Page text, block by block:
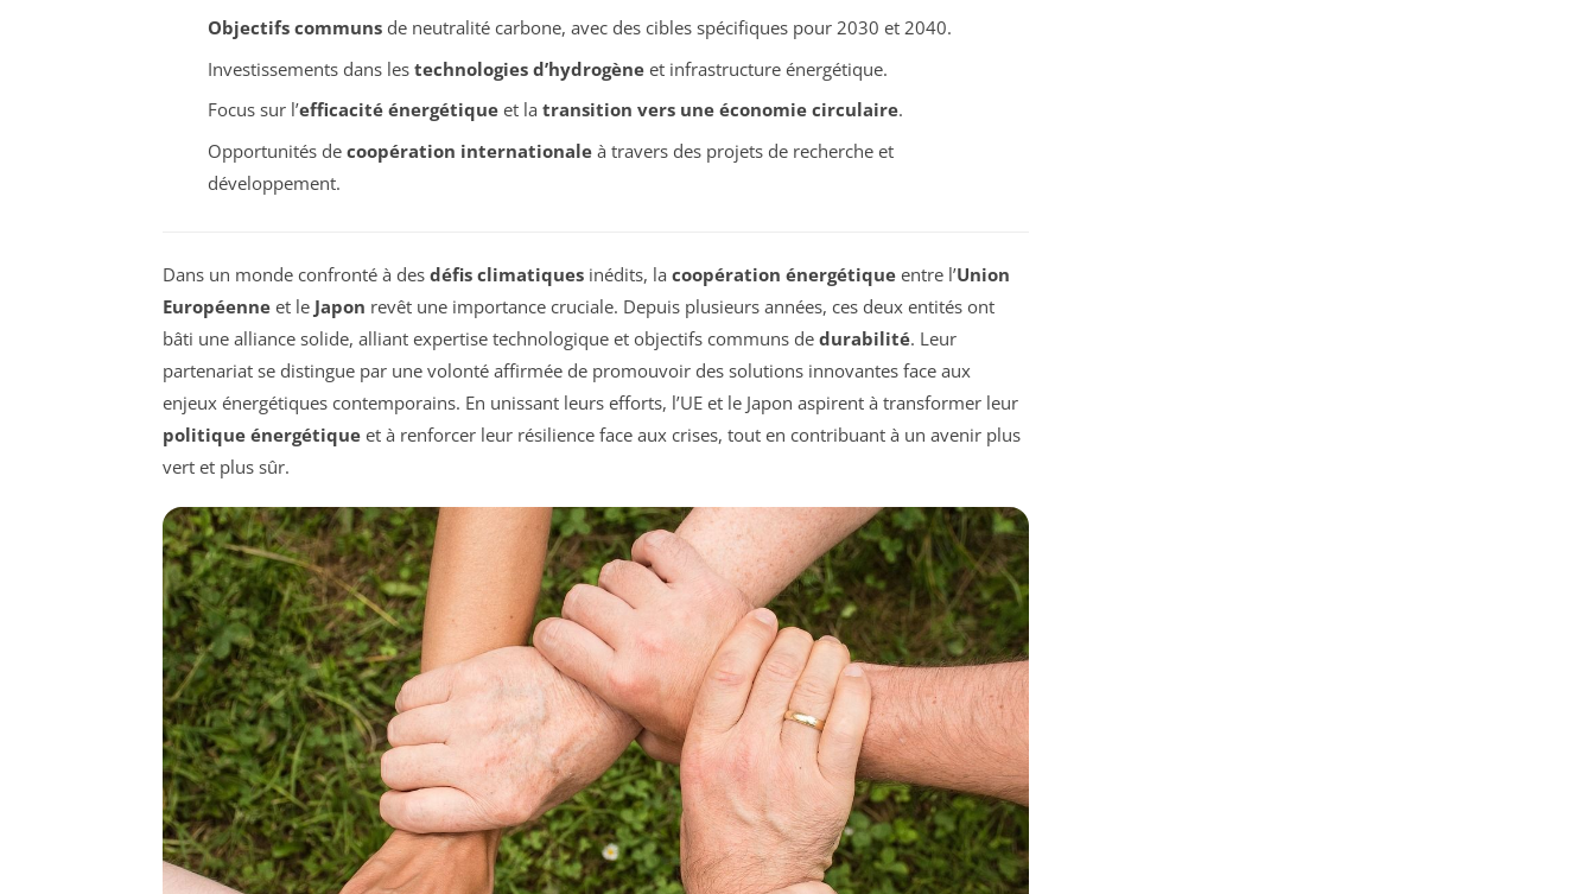
Objectifs communsde neutralité carbone, avec des cibles spécifiques pour 2030 et 2040.
Investissements dans les technologies d’hydrogèneet infrastructure énergétique.
Focus sur l’efficacité énergétiqueet la transition vers une économie circulaire.
Opportunités de coopération internationaleà travers des projets de recherche et
développement.
Dans un monde confronté à des défis climatiques inédits, la coopération énergétique entre l’Union
Européenne et le Japon revêt une importance cruciale. Depuis plusieurs années, ces deux entités ont
bâti une alliance solide, alliant expertise technologique et objectifs communs de durabilité. Leur
partenariat se distingue par une volonté affirmée de promouvoir des solutions innovantes face aux
enjeux énergétiques contemporains. En unissant leurs efforts, l’UE et le Japon aspirent à transformer leur
politique énergétique et à renforcer leur résilience face aux crises, tout en contribuant à un avenir plus
vert et plus sûr.